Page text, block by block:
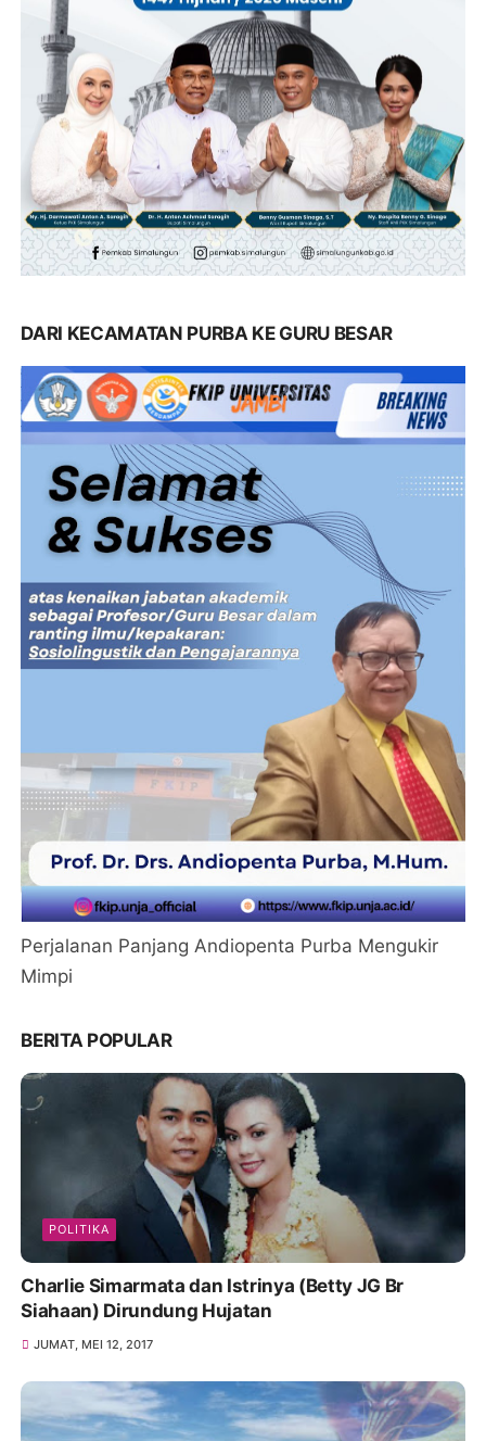
DARI KECAMATAN PURBA KE GURU BESAR
Perjalanan Panjang Andiopenta Purba Mengukir
Mimpi
BERITA POPULAR
POLITIKA
Charlie Simarmata dan Istrinya (Betty JG Br
Siahaan) Dirundung Hujatan
JUMAT, MEI 12, 2017